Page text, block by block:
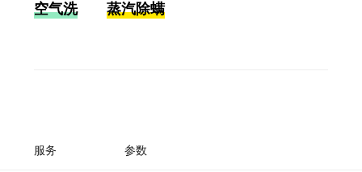
空气洗 蒸汽除螨
服务 参数